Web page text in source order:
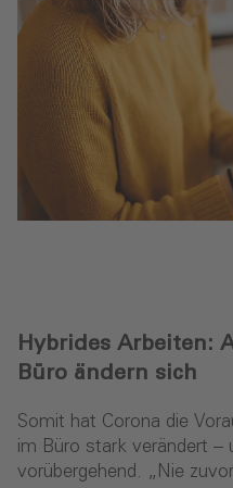
Hybrides Arbeiten:
Büro ändern sich
Somit hat Corona die
im Büro stark verändert –
vorübergehend. „Nie